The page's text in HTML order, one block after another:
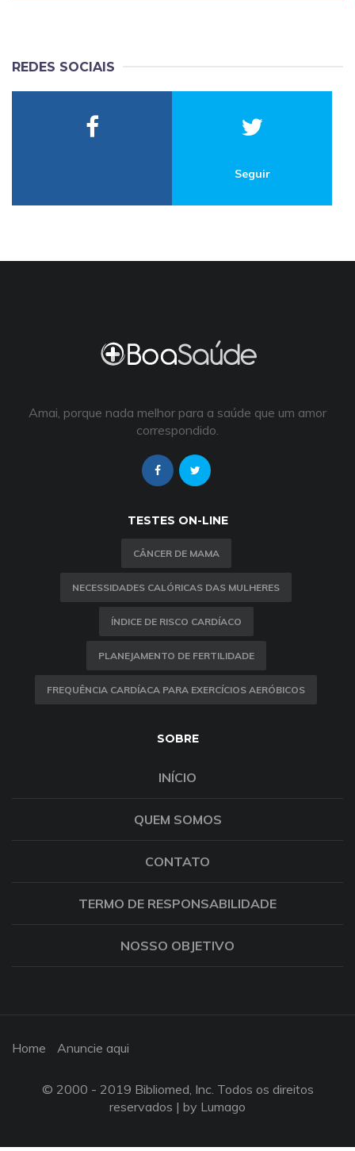
REDES SOCIAIS
Seguir
Amai, porque nada melhor para a saúde que um amor
correspondido.
TESTES ON-LINE
CÂNCER DE MAMA
NECESSIDADES CALÓRICAS DAS MULHERES
ÍNDICE DE RISCO CARDÍACO
PLANEJAMENTO DE FERTILIDADE
FREQUÊNCIA CARDÍACA PARA EXERCÍCIOS AERÓBICOS
SOBRE
INÍCIO
QUEM SOMOS
CONTATO
TERMO DE RESPONSABILIDADE
NOSSO OBJETIVO
Home Anuncie aqui
© 2000 - 2019 Bibliomed, Inc. Todos os direitos
reservados | by Lumago